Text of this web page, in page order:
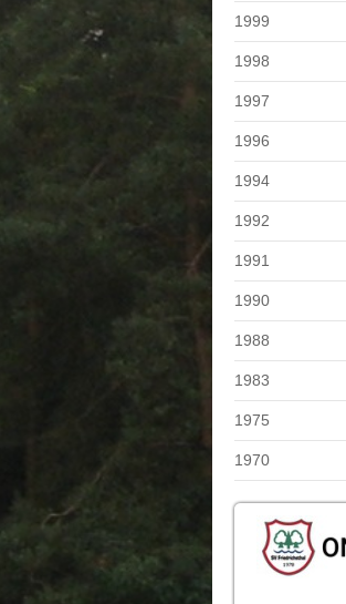
1999
1998
1997
1996
1994
1992
1991
1990
1988
1983
1975
1970